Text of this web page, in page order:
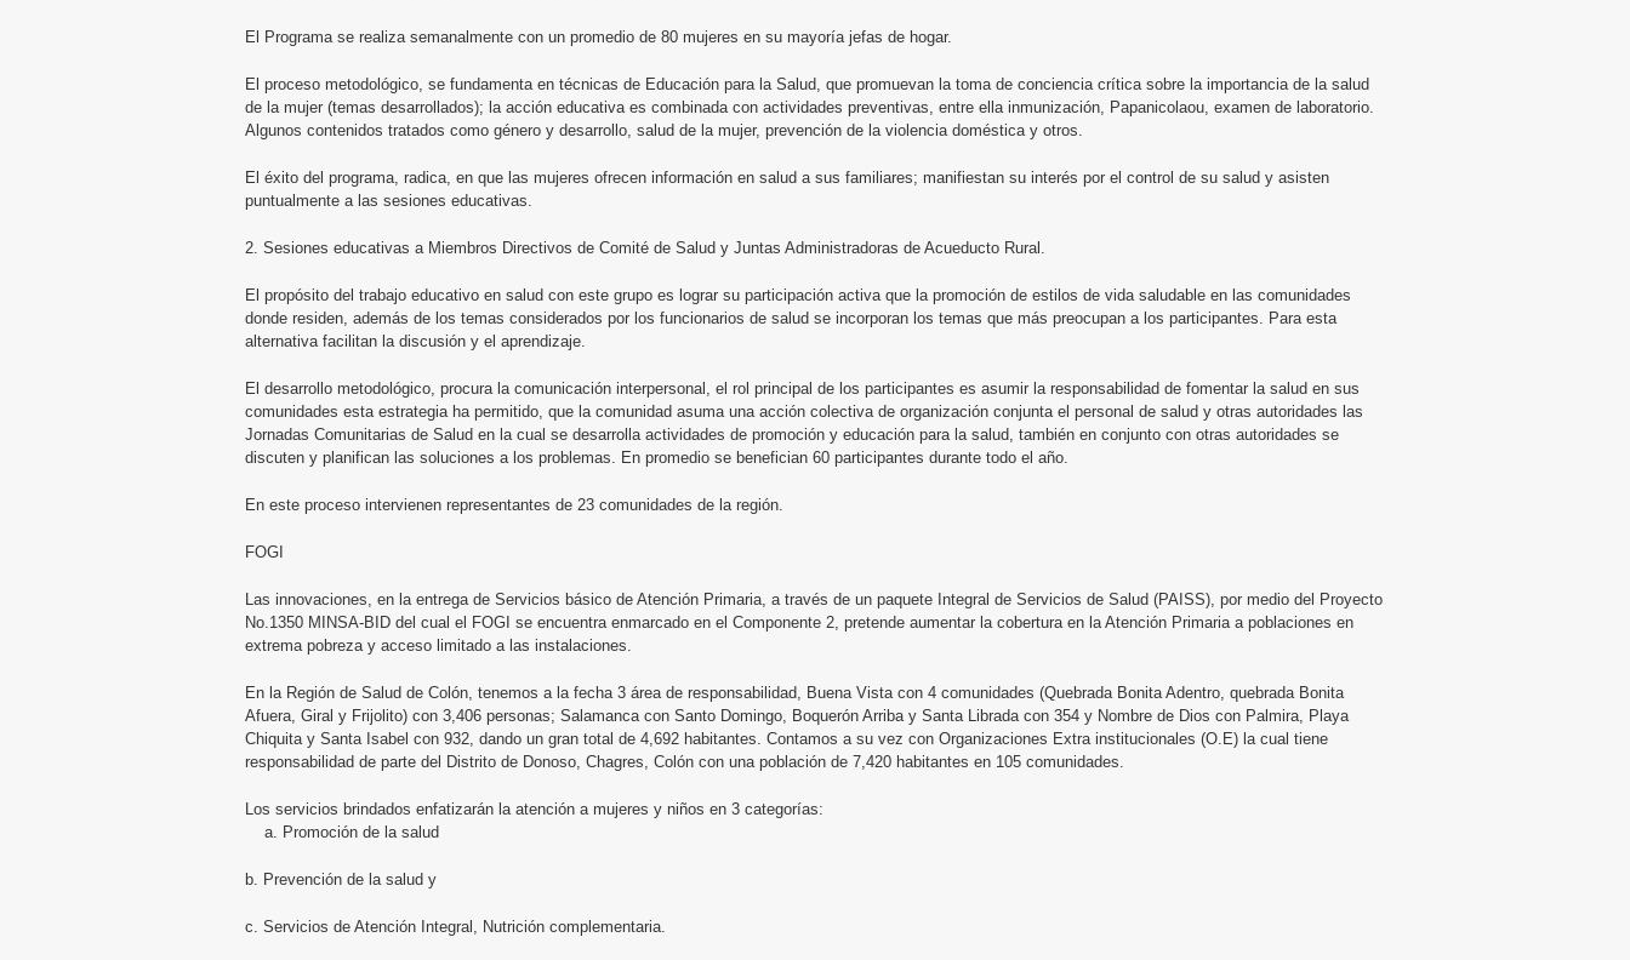
El Programa se realiza semanalmente con un promedio de 80 mujeres en su mayoría jefas de hogar.
El proceso metodológico, se fundamenta en técnicas de Educación para la Salud, que promuevan la toma de conciencia crítica sobre la importancia de la salud
de la mujer (temas desarrollados); la acción educativa es combinada con actividades preventivas, entre ella inmunización, Papanicolaou, examen de laboratorio.
Algunos contenidos tratados como género y desarrollo, salud de la mujer, prevención de la violencia doméstica y otros.
El éxito del programa, radica, en que las mujeres ofrecen información en salud a sus familiares; manifiestan su interés por el control de su salud y asisten
puntualmente a las sesiones educativas.
2. Sesiones educativas a Miembros Directivos de Comité de Salud y Juntas Administradoras de Acueducto Rural.
El propósito del trabajo educativo en salud con este grupo es lograr su participación activa que la promoción de estilos de vida saludable en las comunidades
donde residen, además de los temas considerados por los funcionarios de salud se incorporan los temas que más preocupan a los participantes. Para esta
alternativa facilitan la discusión y el aprendizaje.
El desarrollo metodológico, procura la comunicación interpersonal, el rol principal de los participantes es asumir la responsabilidad de fomentar la salud en sus
comunidades esta estrategia ha permitido, que la comunidad asuma una acción colectiva de organización conjunta el personal de salud y otras autoridades las
Jornadas Comunitarias de Salud en la cual se desarrolla actividades de promoción y educación para la salud, también en conjunto con otras autoridades se
discuten y planifican las soluciones a los problemas. En promedio se benefician 60 participantes durante todo el año.
En este proceso intervienen representantes de 23 comunidades de la región.
FOGI
Las innovaciones, en la entrega de Servicios básico de Atención Primaria, a través de un paquete Integral de Servicios de Salud (PAISS), por medio del Proyecto
No.1350 MINSA-BID del cual el FOGI se encuentra enmarcado en el Componente 2, pretende aumentar la cobertura en la Atención Primaria a poblaciones en
extrema pobreza y acceso limitado a las instalaciones.
En la Región de Salud de Colón, tenemos a la fecha 3 área de responsabilidad, Buena Vista con 4 comunidades (Quebrada Bonita Adentro, quebrada Bonita
Afuera, Giral y Frijolito) con 3,406 personas; Salamanca con Santo Domingo, Boquerón Arriba y Santa Librada con 354 y Nombre de Dios con Palmira, Playa
Chiquita y Santa Isabel con 932, dando un gran total de 4,692 habitantes. Contamos a su vez con Organizaciones Extra institucionales (O.E) la cual tiene
responsabilidad de parte del Distrito de Donoso, Chagres, Colón con una población de 7,420 habitantes en 105 comunidades.
Los servicios brindados enfatizarán la atención a mujeres y niños en 3 categorías:
a. Promoción de la salud
b. Prevención de la salud y
c. Servicios de Atención Integral, Nutrición complementaria.